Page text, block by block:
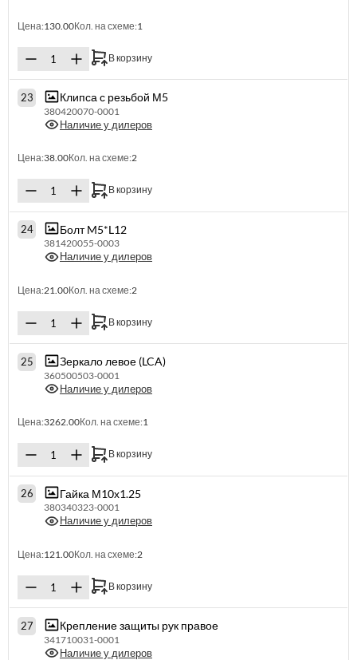
Цена:130.00Кол. на схеме:1
В корзину
23 Клипса с резьбой М5
380420070-0001
Наличие у дилеров
Цена:38.00Кол. на схеме:2
В корзину
24 Болт M5*L12
381420055-0003
Наличие у дилеров
Цена:21.00Кол. на схеме:2
В корзину
25 Зеркало левое (LCA)
360500503-0001
Наличие у дилеров
Цена:3262.00Кол. на схеме:1
В корзину
26 Гайка М10х1.25
380340323-0001
Наличие у дилеров
Цена:121.00Кол. на схеме:2
В корзину
27 Крепление защиты рук правое
341710031-0001
Наличие у дилеров